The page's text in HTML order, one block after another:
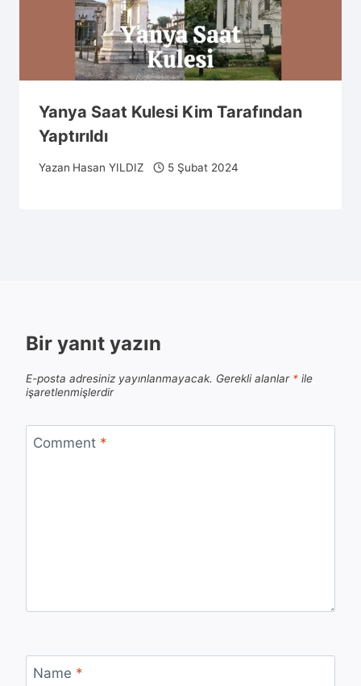
Yanya Saat Kulesi Kim Tarafından
Yaptırıldı
Yazan Hasan YILDIZ 5 Şubat 2024
Bir yanıt yazın
E-posta adresiniz yayınlanmayacak. Gerekli alanlar * ile
işaretlenmişlerdir
Comment *
Name *